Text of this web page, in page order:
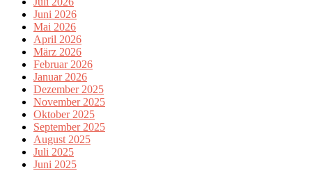
Juni 2026
Mai 2026
April 2026
März 2026
Februar 2026
Januar 2026
Dezember 2025
November 2025
Oktober 2025
September 2025
August 2025
Juli 2025
Juni 2025